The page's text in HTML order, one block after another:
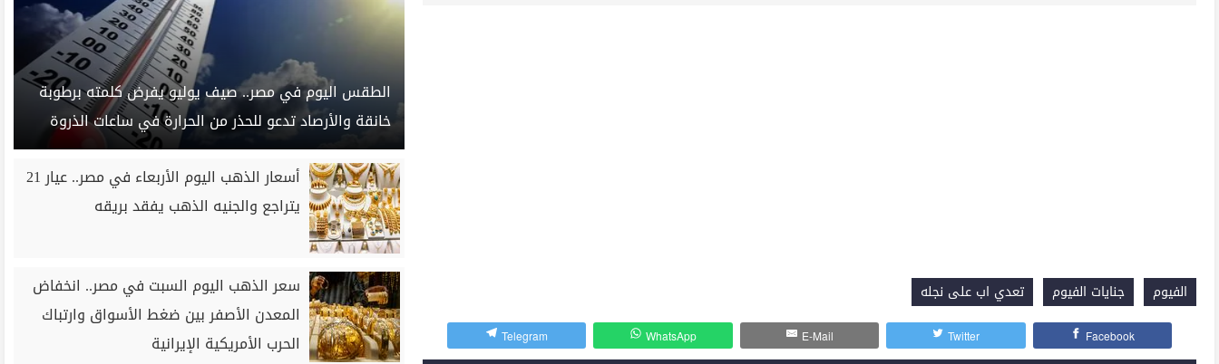
الفيوم جنايات الفيوم تعدي اب على نجله
Facebook
Twitter
E-Mail
WhatsApp
Telegram
الطقس اليوم في مصر.. صيف يوليو يفرض كلمته برطوبة
خانقة والأرصاد تدعو للحذر من الحرارة في ساعات الذروة
أسعار الذهب اليوم الأربعاء في مصر.. عيار 21
يتراجع والجنيه الذهب يفقد بريقه
سعر الذهب اليوم السبت في مصر.. انخفاض
المعدن الأصفر بين ضغط الأسواق وارتباك
الحرب الأمريكية الإيرانية